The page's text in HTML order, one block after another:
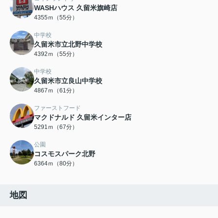
WASHハウス 久留米旗崎店
4355ｍ（55分）
中学校
久留米市立北野中学校
4392ｍ（55分）
中学校
久留米市立良山中学校
4867ｍ（61分）
ファーストフード
マクドナルド 久留米インター店
5291ｍ（67分）
公園
コスモスパーク北野
6364ｍ（80分）
地図